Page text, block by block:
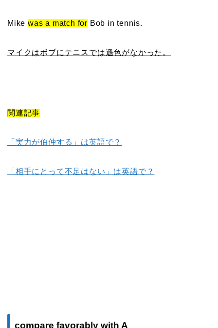
Mike was a match for Bob in tennis.
マイクはボブにテニスでは遜色がなかった。
関連記事
「実力が伯仲する」は英語で？
「相手にとって不足はない」は英語で？
compare favorably with A